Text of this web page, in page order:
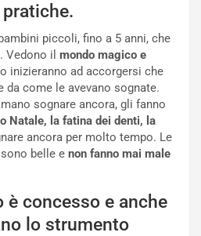
piccoli, fino a 5 anni, che
Vedono il mondo magico e
inizieranno ad accorgersi che
come le avevano sognate.
sognare ancora, gli fanno
Natale, la fatina dei denti, la
ancora per molto tempo. Le
belle e non fanno mai male
concesso e anche
lo strumento